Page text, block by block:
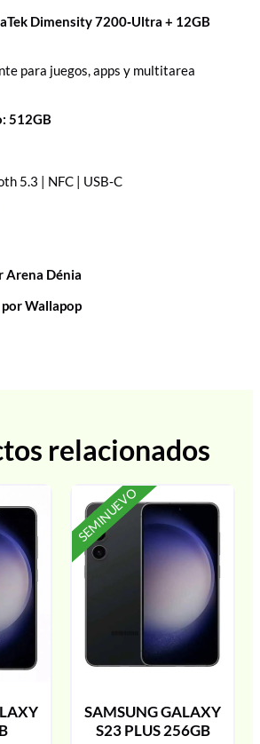
Dimensity 7200‑Ultra + 12GB
para juegos, apps y multitarea
512GB
5.3 | NFC | USB‑C
Arena Dénia
Wallapop
relacionados
SEMINUEVO
SAMSUNG GALAXY
S23 PLUS 256GB